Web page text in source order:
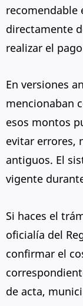
recomendable
directamente
realizar el
En versiones
mencionaban
esos montos
evitar errores,
antiguos. El
vigente
Si haces el
oficialía del
confirmar el
de acta,